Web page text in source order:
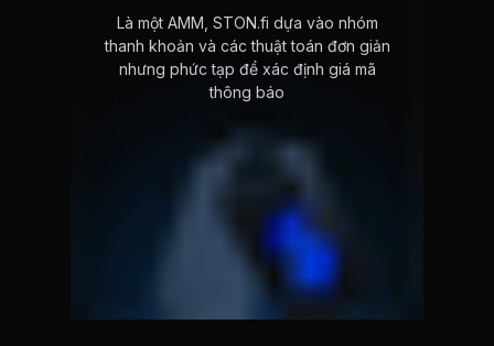
Là một AMM, STON.fi dựa vào nhóm
thanh khoản và các thuật toán đơn giản
nhưng phức tạp để xác định giá mã
thông báo